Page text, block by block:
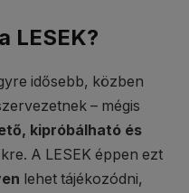
LESEK?
idősebb, közben
– mégis
kipróbálható és
A LESEK éppen ezt
lehet tájékozódni,